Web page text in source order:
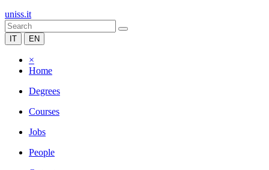
uniss.it
IT EN
×
Home
Degrees
Courses
Jobs
People